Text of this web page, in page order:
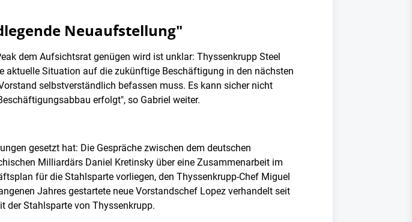
Neuaufstellung"
dem Aufsichtsrat genügen wird ist unklar: Thyssenkrupp Steel
aktuelle Situation auf die zukünftige Beschäftigung in den nächsten
selbstverständlich befassen muss. Es kann sicher nicht
erfolgt", so Gabriel weiter.
gesetzt hat: Die Gespräche zwischen dem deutschen
Milliardärs Daniel Kretinsky über eine Zusammenarbeit im
für die Stahlsparte vorliegen, den Thyssenkrupp-Chef Miguel
Jahres gestartete neue Vorstandschef Lopez verhandelt seit
der Stahlsparte von Thyssenkrupp.